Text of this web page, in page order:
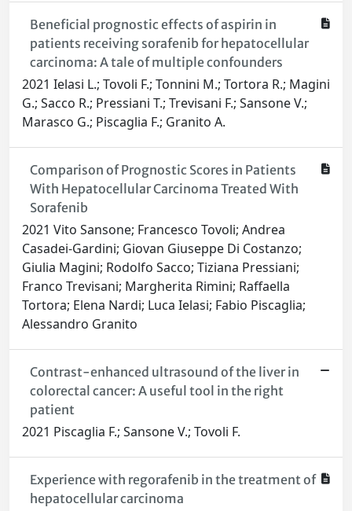
Beneficial prognostic effects of aspirin in
patients receiving sorafenib for hepatocellular
carcinoma: A tale of multiple confounders
2021 Ielasi L.; Tovoli F.; Tonnini M.; Tortora R.; Magini
G.; Sacco R.; Pressiani T.; Trevisani F.; Sansone V.;
Marasco G.; Piscaglia F.; Granito A.
Comparison of Prognostic Scores in Patients
With Hepatocellular Carcinoma Treated With
Sorafenib
2021 Vito Sansone; Francesco Tovoli; Andrea
Casadei-Gardini; Giovan Giuseppe Di Costanzo;
Giulia Magini; Rodolfo Sacco; Tiziana Pressiani;
Franco Trevisani; Margherita Rimini; Raffaella
Tortora; Elena Nardi; Luca Ielasi; Fabio Piscaglia;
Alessandro Granito
Contrast-enhanced ultrasound of the liver in
colorectal cancer: A useful tool in the right
patient
2021 Piscaglia F.; Sansone V.; Tovoli F.
Experience with regorafenib in the treatment of
hepatocellular carcinoma